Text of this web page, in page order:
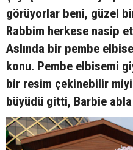
görüyorlar beni, güzel
Rabbim herkese nasip
Aslında bir pembe
konu. Pembe elbisemi
bir resim çekinebilir
büyüdü gitti, Barbie